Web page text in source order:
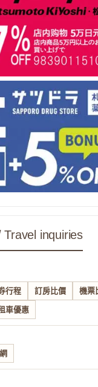
inquiries
行程 訂房比價 機票
車優惠